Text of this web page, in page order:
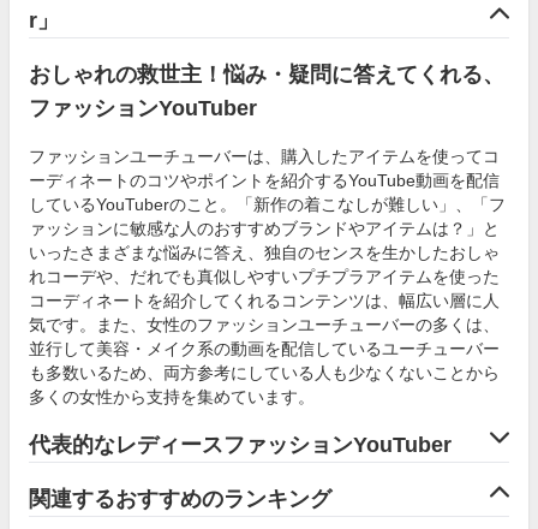
r」
おしゃれの救世主！悩み・疑問に答えてくれる、
ファッションYouTuber
ファッションユーチューバーは、購入したアイテムを使ってコ
ーディネートのコツやポイントを紹介するYouTube動画を配信
しているYouTuberのこと。「新作の着こなしが難しい」、「フ
ァッションに敏感な人のおすすめブランドやアイテムは？」と
いったさまざまな悩みに答え、独自のセンスを生かしたおしゃ
れコーデや、だれでも真似しやすいプチプラアイテムを使った
コーディネートを紹介してくれるコンテンツは、幅広い層に人
気です。また、女性のファッションユーチューバーの多くは、
並行して美容・メイク系の動画を配信しているユーチューバー
も多数いるため、両方参考にしている人も少なくないことから
多くの女性から支持を集めています。
代表的なレディースファッションYouTuber
関連するおすすめのランキング